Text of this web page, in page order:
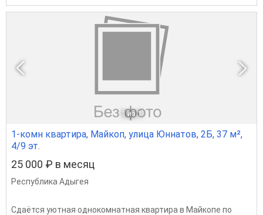
1 из 1
1-комн квартира, Майкоп, улица Юннатов, 2Б, 37 м²,
4/9 эт.
25 000 ₽ в месяц
Республика Адыгея
Сдаётся уютная однокомнатная квартира в Майкопе по